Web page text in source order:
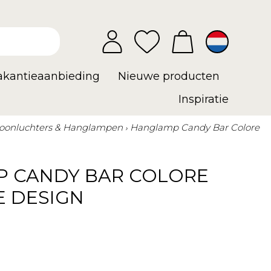
Nieuwe producten
Inspiratie
& Hanglampen Hanglamp Candy Bar Colore
CANDY BAR COLORE
DESIGN